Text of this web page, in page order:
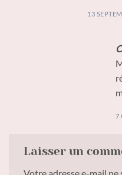
13
7
Laisser un